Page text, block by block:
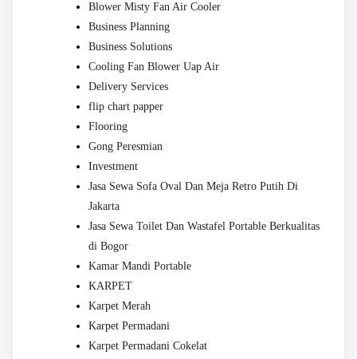
Blower Misty Fan Air Cooler
Business Planning
Business Solutions
Cooling Fan Blower Uap Air
Delivery Services
flip chart papper
Flooring
Gong Peresmian
Investment
Jasa Sewa Sofa Oval Dan Meja Retro Putih Di
Jakarta
Jasa Sewa Toilet Dan Wastafel Portable Berkualitas
di Bogor
Kamar Mandi Portable
KARPET
Karpet Merah
Karpet Permadani
Karpet Permadani Cokelat